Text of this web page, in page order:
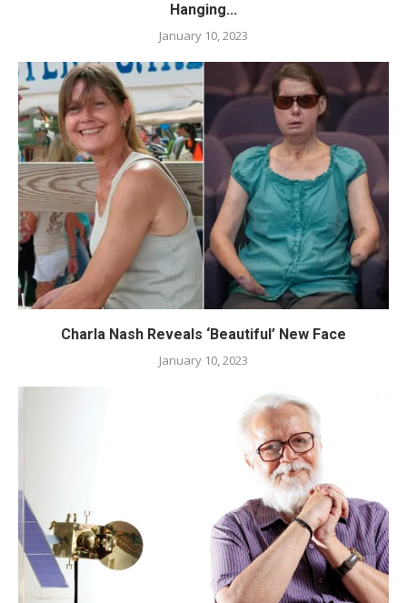
Hanging...
January 10, 2023
Charla Nash Reveals ‘Beautiful’ New Face
January 10, 2023